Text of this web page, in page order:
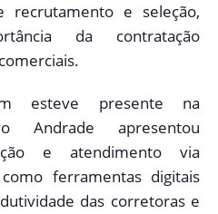
recrutamento e seleção,
da contratação
esteve presente na
Andrade apresentou
e atendimento via
ferramentas digitais
das corretoras e